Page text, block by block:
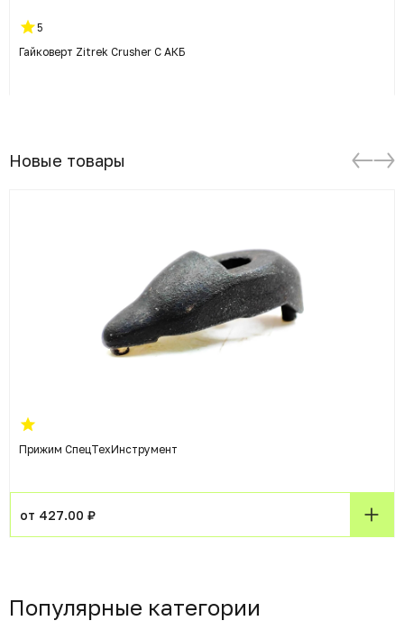
5
Гайковерт Zitrek Crusher С АКБ
Новые товары
Прижим СпецТехИнструмент
от 427.00 ₽
Популярные категории